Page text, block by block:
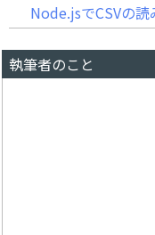
Node.jsでCSVの
執筆者のこと